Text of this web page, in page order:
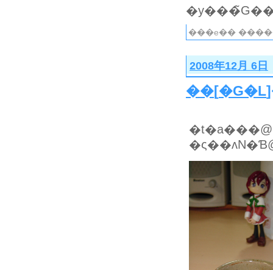
���e��
2008年12月 6日
��[�G�L